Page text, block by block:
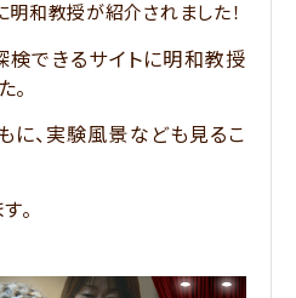
和教授が紹介されました！
できるサイトに明和教授
に、実験風景なども見るこ
。